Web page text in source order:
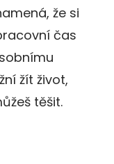
že si
čas
žít život,
těšit.